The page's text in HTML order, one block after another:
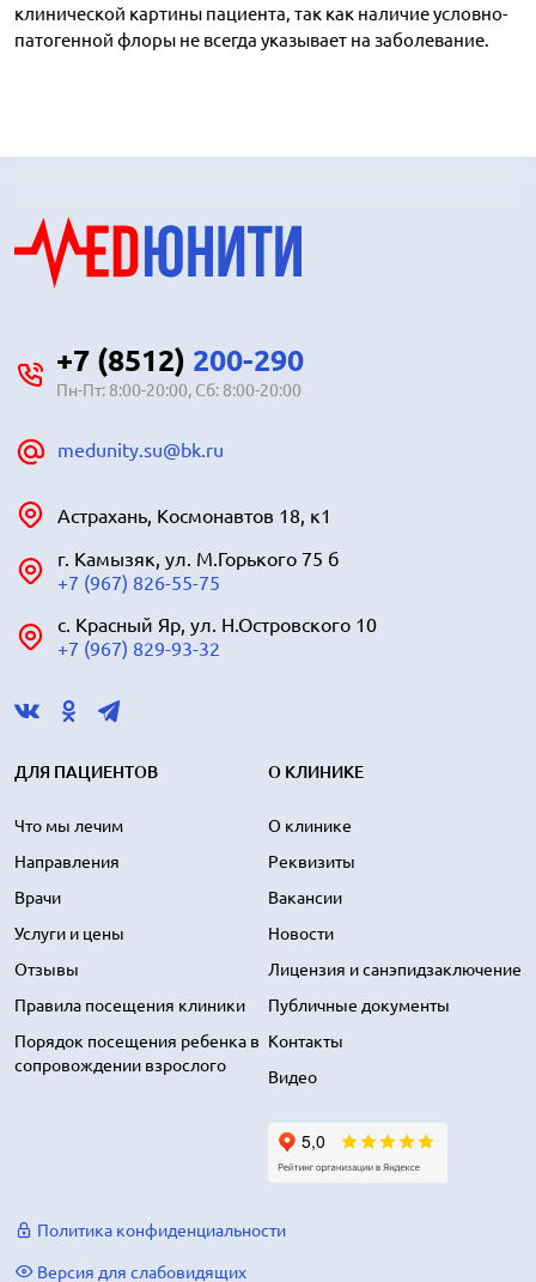
клинической картины пациента, так как наличие условно-
патогенной флоры не всегда указывает на заболевание.
+7 (8512) 200-290
Пн-Пт: 8:00-20:00, Сб: 8:00-20:00
medunity.su@bk.ru
Астрахань, Космонавтов 18, к1
г. Камызяк, ул. М.Горького 75 б
+7 (967) 826-55-75
с. Красный Яр, ул. Н.Островского 10
+7 (967) 829-93-32
ДЛЯ ПАЦИЕНТОВ
Что мы лечим
Направления
Врачи
Услуги и цены
Отзывы
Правила посещения клиники
Порядок посещения ребенка в
сопровождении взрослого
О КЛИНИКЕ
О клинике
Реквизиты
Вакансии
Новости
Лицензия и санэпидзаключение
Публичные документы
Контакты
Видео
Политика конфиденциальности
Версия для слабовидящих